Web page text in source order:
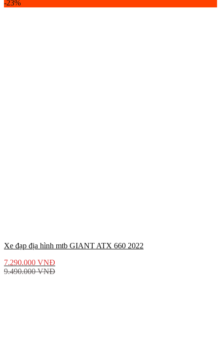
-23%
Xe đạp địa hình mtb GIANT ATX 660 2022
7.290.000 VNĐ
9.490.000VNĐ